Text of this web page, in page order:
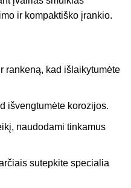
ir kompaktiško įrankio.
rankeną, kad išlaikytumėte
išvengtumėte korozijos.
naudodami tinkamus
sutepkite specialia